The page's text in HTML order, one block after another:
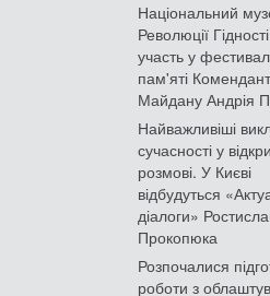
Національний
Революції
участь у
пам'яті
Майдану Андрія
Найважливіші
сучасності у
розмові. У Києві
відбудуться
діалоги»
Прокопюка
Розпочалися
роботи з